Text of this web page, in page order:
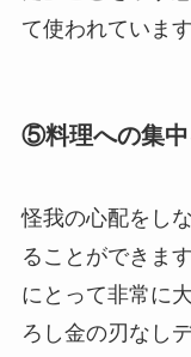
て使われています
⑤料理への集中
怪我の心配をし
ることができま
にとって非常に
ろし金の刃なし